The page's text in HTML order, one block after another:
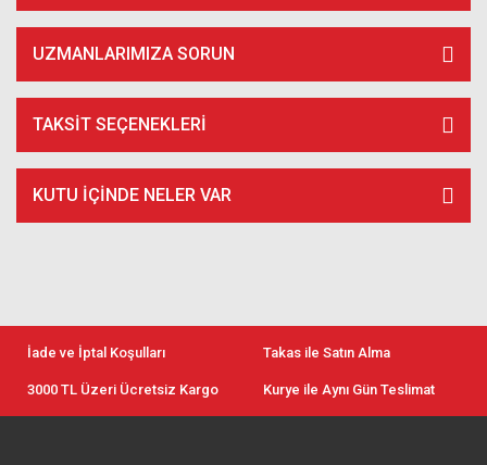
UZMANLARIMIZA SORUN
TAKSIT SEÇENEKLERI
KUTU İÇİNDE NELER VAR
İade ve İptal Koşulları Takas ile Satın Alma
3000 TL Üzeri Ücretsiz Kargo Kurye ile Aynı Gün Teslimat